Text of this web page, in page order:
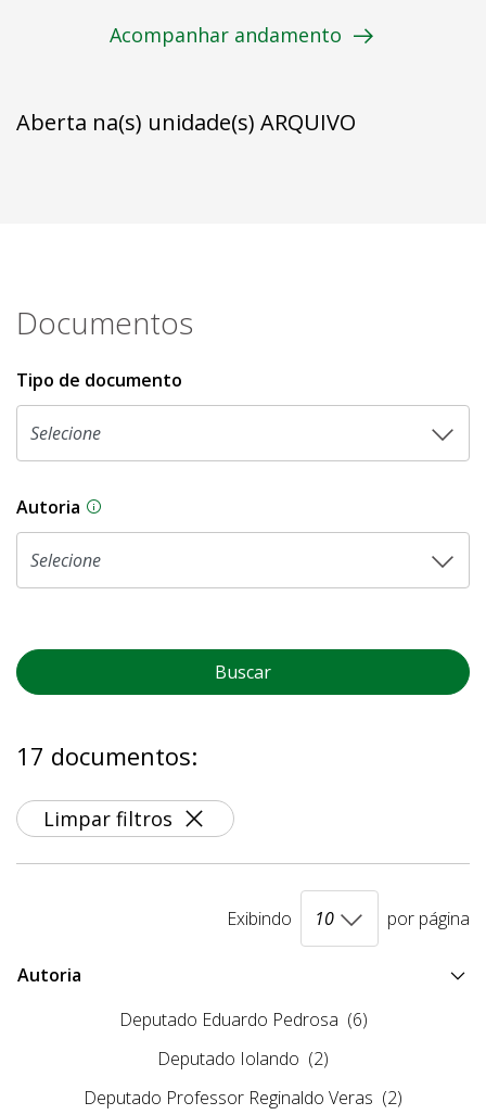
Acompanhar andamento
Aberta na(s) unidade(s) ARQUIVO
Documentos
Tipo de documento
Autoria As proposições legislativas na CLDF podem
Buscar
17 documentos:
Limpar filtros
Exibindo por página
Autoria
Deputado Eduardo Pedrosa (6)
Deputado Iolando (2)
Deputado Professor Reginaldo Veras (2)